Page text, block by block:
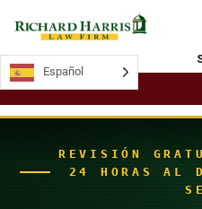
REVISIÓN
24 HORAS
Español
Español